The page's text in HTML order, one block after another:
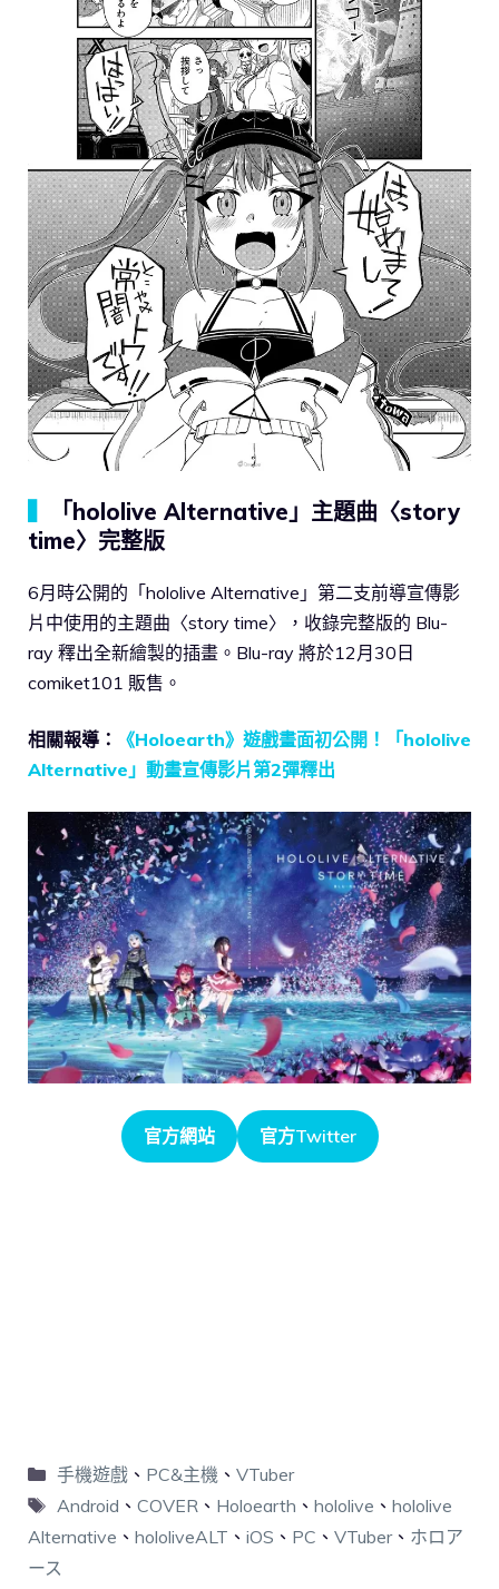
「hololive Alternative」主題曲〈story
time〉完整版
6月時公開的「hololive Alternative」第二支前導宣傳影
片中使用的主題曲〈story time〉，收錄完整版的 Blu-
ray 釋出全新繪製的插畫。Blu-ray 將於12月30日
comiket101 販售。
相關報導：
《Holoearth》遊戲畫面初公開！「hololive
Alternative」動畫宣傳影片第2彈釋出
官方網站 官方Twitter
手機遊戲、 PC&主機 、 VTuber
Android 、 COVER 、 Holoearth 、 hololive 、 hololive
Alternative 、 hololiveALT 、 iOS 、 PC 、 VTuber、 ホロア
ース